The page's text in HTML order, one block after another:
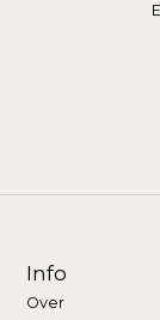
Info
Over